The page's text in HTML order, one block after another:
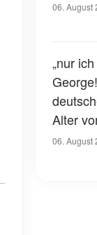
06. August
„nur
Alter
hatte er
06. August